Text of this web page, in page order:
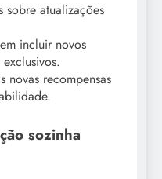
sobre atualizações
incluir novos
novas recompensas
sozinha